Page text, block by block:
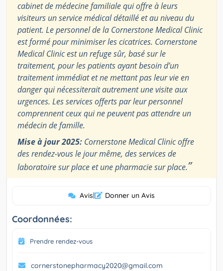
cabinet de médecine familiale qui offre à leurs
visiteurs un service médical détaillé et au niveau du
patient. Le personnel de la Cornerstone Medical Clinic
est formé pour minimiser les cicatrices. Cornerstone
Medical Clinic est un refuge sûr, basé sur le
traitement, pour les patients ayant besoin d’un
traitement immédiat et ne mettant pas leur vie en
danger qui nécessiterait autrement une visite aux
urgences. Les services offerts par leur personnel
comprennent ceux qui ne peuvent pas attendre un
médecin de famille.
Mise à jour 2025: Cornerstone Medical Clinic offre
des rendez-vous le jour même, des services de
laboratoire sur place et une pharmacie sur place.”
Avis| Donner un Avis
Coordonnées:
Prendre rendez-vous
cornerstonepharmacy2020@gmail.com